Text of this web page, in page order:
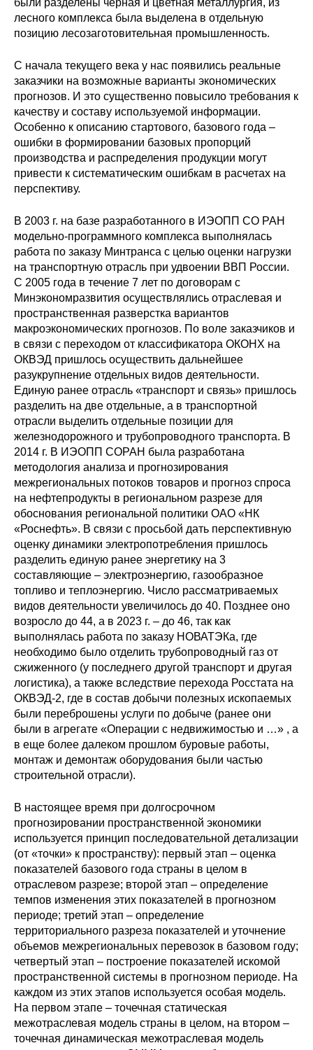
были разделены черная и цветная металлургия, из
лесного комплекса была выделена в отдельную
позицию лесозаготовительная промышленность.
С начала текущего века у нас появились реальные
заказчики на возможные варианты экономических
прогнозов. И это существенно повысило требования к
качеству и составу используемой информации.
Особенно к описанию стартового, базового года –
ошибки в формировании базовых пропорций
производства и распределения продукции могут
привести к систематическим ошибкам в расчетах на
перспективу.
В 2003 г. на базе разработанного в ИЭОПП СО РАН
модельно-программного комплекса выполнялась
работа по заказу Минтранса с целью оценки нагрузки
на транспортную отрасль при удвоении ВВП России.
С 2005 года в течение 7 лет по договорам с
Минэкономразвития осуществлялись отраслевая и
пространственная разверстка вариантов
макроэкономических прогнозов. По воле заказчиков и
в связи с переходом от классификатора ОКОНХ на
ОКВЭД пришлось осуществить дальнейшее
разукрупнение отдельных видов деятельности.
Единую ранее отрасль «транспорт и связь» пришлось
разделить на две отдельные, а в транспортной
отрасли выделить отдельные позиции для
железнодорожного и трубопроводного транспорта. В
2014 г. В ИЭОПП СОРАН была разработана
методология анализа и прогнозирования
межрегиональных потоков товаров и прогноз спроса
на нефтепродукты в региональном разрезе для
обоснования региональной политики ОАО «НК
«Роснефть». В связи с просьбой дать перспективную
оценку динамики электропотребления пришлось
разделить единую ранее энергетику на 3
составляющие – электроэнергию, газообразное
топливо и теплоэнергию. Число рассматриваемых
видов деятельности увеличилось до 40. Позднее оно
возросло до 44, а в 2023 г. – до 46, так как
выполнялась работа по заказу НОВАТЭКа, где
необходимо было отделить трубопроводный газ от
сжиженного (у последнего другой транспорт и другая
логистика), а также вследствие перехода Росстата на
ОКВЭД-2, где в состав добычи полезных ископаемых
были переброшены услуги по добыче (ранее они
были в агрегате «Операции с недвижимостью и …» , а
в еще более далеком прошлом буровые работы,
монтаж и демонтаж оборудования были частью
строительной отрасли).
В настоящее время при долгосрочном
прогнозировании пространственной экономики
используется принцип последовательной детализации
(от «точки» к пространству): первый этап – оценка
показателей базового года страны в целом в
отраслевом разрезе; второй этап – определение
темпов изменения этих показателей в прогнозном
периоде; третий этап – определение
территориального разреза показателей и уточнение
объемов межрегиональных перевозок в базовом году;
четвертый этап – построение показателей искомой
пространственной системы в прогнозном периоде. На
каждом из этих этапов используется особая модель.
На первом этапе – точечная статическая
межотраслевая модель страны в целом, на втором –
точечная динамическая межотраслевая модель